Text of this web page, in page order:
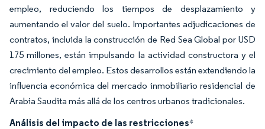
empleo, reduciendo los tiempos de desplazamiento y
aumentando el valor del suelo. Importantes adjudicaciones de
contratos, incluida la construcción de Red Sea Global por USD
175 millones, están impulsando la actividad constructora y el
crecimiento del empleo. Estos desarrollos están extendiendo la
influencia económica del mercado inmobiliario residencial de
Arabia Saudita más allá de los centros urbanos tradicionales.
Análisis del impacto de las restricciones*